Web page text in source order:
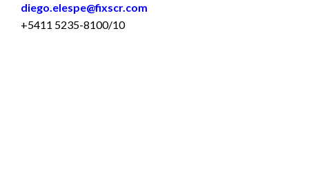
diego.elespe@fixscr.com
+5411 5235-8100/10